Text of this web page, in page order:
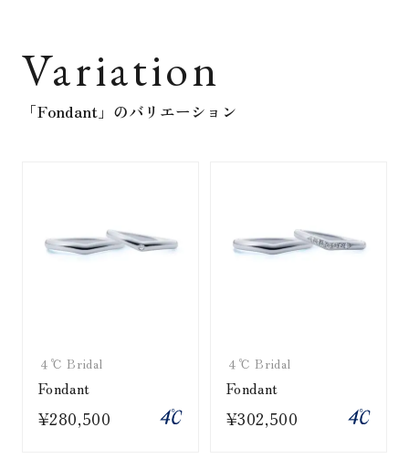
Variation
「Fondant」 のバリエーション
４℃ Bridal
Fondant
¥280,500
４℃ Bridal
Fondant
¥302,500